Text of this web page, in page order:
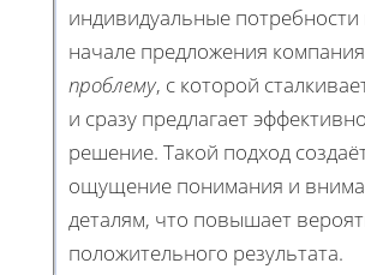
индивидуальные потребности
начале предложения компания
проблему, с которой
и сразу предлагает
решение. Такой подход
ощущение понимания и
деталям, что повышает
положительного результата.